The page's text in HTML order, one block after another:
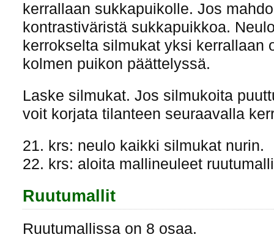
kerrallaan sukkapuikolle. Jos
kontrastiväristä sukkapuikkoa.
kerrokselta silmukat yksi kerrallaan
kolmen puikon päättelyssä.
Laske silmukat. Jos silmukoita
voit korjata tilanteen seuraavalla
21. krs: neulo kaikki silmukat nurin.
22. krs: aloita mallineuleet
Ruutumallit
Ruutumallissa on 8 osaa.